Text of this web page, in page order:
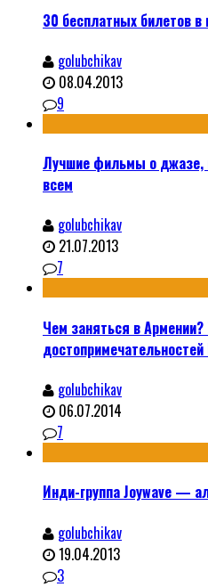
30 бесплатных билетов
golubchikav
08.04.2013
9
Лучшие фильмы о джазе,
всем
golubchikav
21.07.2013
7
Чем заняться в Армении?
golubchikav
06.07.2014
7
Инди-группа Joywave —
golubchikav
19.04.2013
3